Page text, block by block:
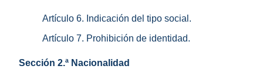
Artículo 6. Indicación del tipo social.
Artículo 7. Prohibición de identidad.
Sección 2.ª Nacionalidad